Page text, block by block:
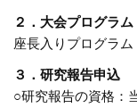
２．大会プログラム
座長入りプログラム
３．研究報告申込
○研究報告の資格：